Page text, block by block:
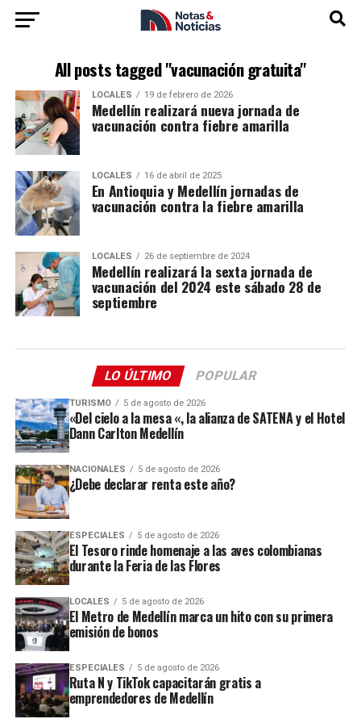
All posts tagged "vacunación gratuita"
LOCALES 19 de febrero de 2026
Medellín realizará nueva jornada de
vacunación contra fiebre amarilla
LOCALES 16 de abril de 2025
En Antioquia y Medellín jornadas de
vacunación contra la fiebre amarilla
LOCALES 26 de septiembre de 2024
Medellín realizará la sexta jornada de
vacunación del 2024 este sábado 28 de
septiembre
LO ÚLTIMO POPULAR
TURISMO 5 de agosto de 2026
«Del cielo a la mesa «, la alianza de SATENA y el Hotel
Dann Carlton Medellín
NACIONALES 5 de agosto de 2026
¿Debe declarar renta este año?
ESPECIALES 5 de agosto de 2026
El Tesoro rinde homenaje a las aves colombianas
durante la Feria de las Flores
LOCALES 5 de agosto de 2026
El Metro de Medellín marca un hito con su primera
emisión de bonos
ESPECIALES 5 de agosto de 2026
Ruta N y TikTok capacitarán gratis a
emprendedores de Medellín